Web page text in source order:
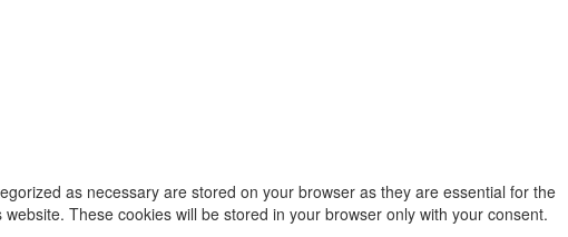
as necessary are stored on your browser as they are essential for the
These cookies will be stored in your browser only with your consent.